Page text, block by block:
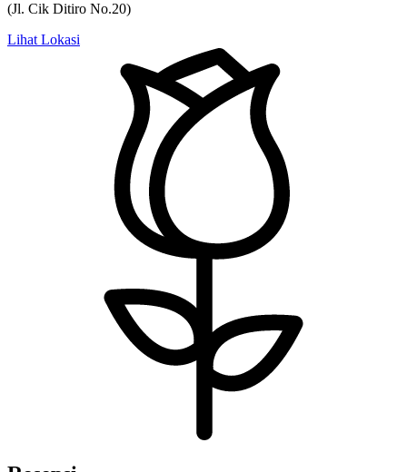
(Jl. Cik Ditiro No.20)
Lihat Lokasi